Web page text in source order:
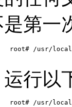
第一
行以